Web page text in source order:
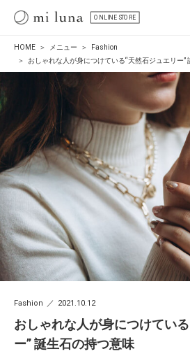
ONLINE STORE
HOME メニュー
Fashion
おしゃれな人が身につけている“天然石ジュエリー”
Fashion 2021.10.12
おしゃれな人が身につけてい
ー” 誕生石の持つ意味